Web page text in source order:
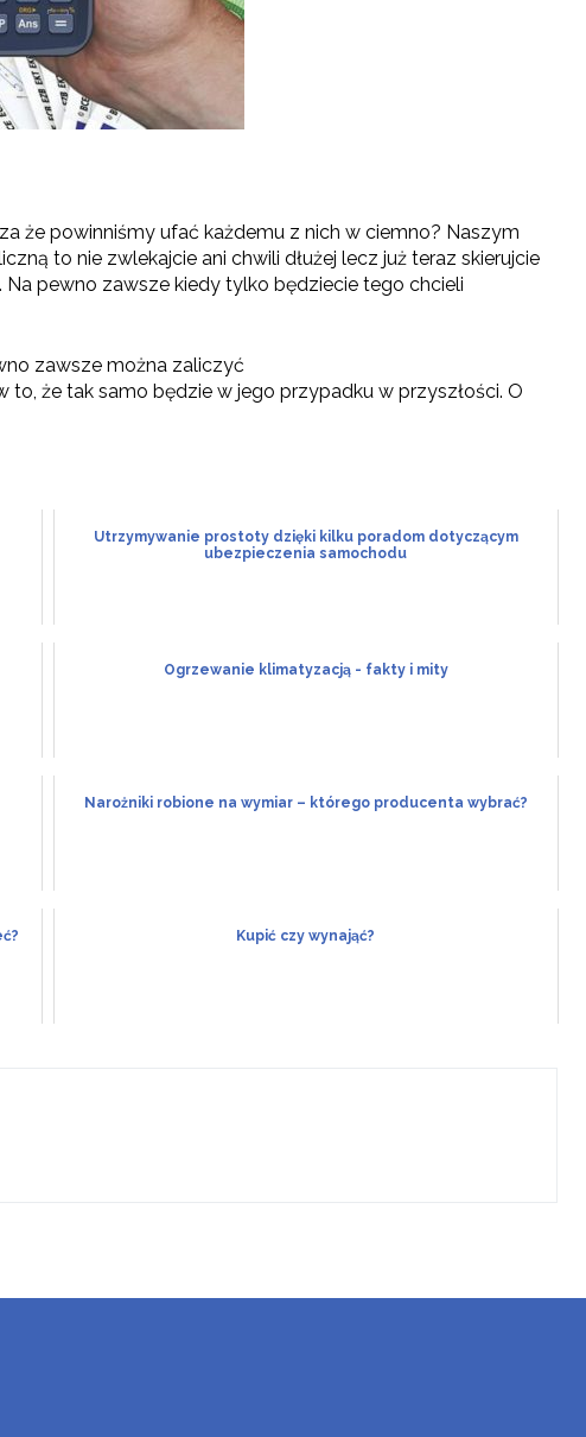
że powinniśmy ufać każdemu z nich w ciemno? Naszym
to nie zwlekajcie ani chwili dłużej lecz już teraz skierujcie
pewno zawsze kiedy tylko będziecie tego chcieli
zawsze można zaliczyć
że tak samo będzie w jego przypadku w przyszłości. O
Utrzymywanie prostoty dzięki kilku poradom dotyczącym
ubezpieczenia samochodu
Ogrzewanie klimatyzacją - fakty i mity
Narożniki robione na wymiar – którego producenta wybrać?
Kupić czy wynająć?